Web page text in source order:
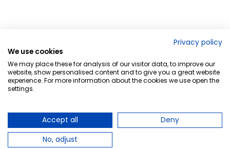
Privacy policy
We use cookies
We may place these for analysis of our visitor data, to improve our
website, show personalised content and to give you a great website
experience. For more information about the cookies we use open the
settings.
Accept all
Deny
No, adjust